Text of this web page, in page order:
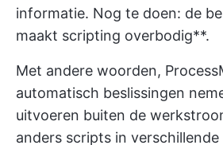
informatie. Nog te doen: de
maakt scripting overbodig**.
Met andere woorden,
automatisch beslissingen
uitvoeren buiten de
anders scripts in verschillende